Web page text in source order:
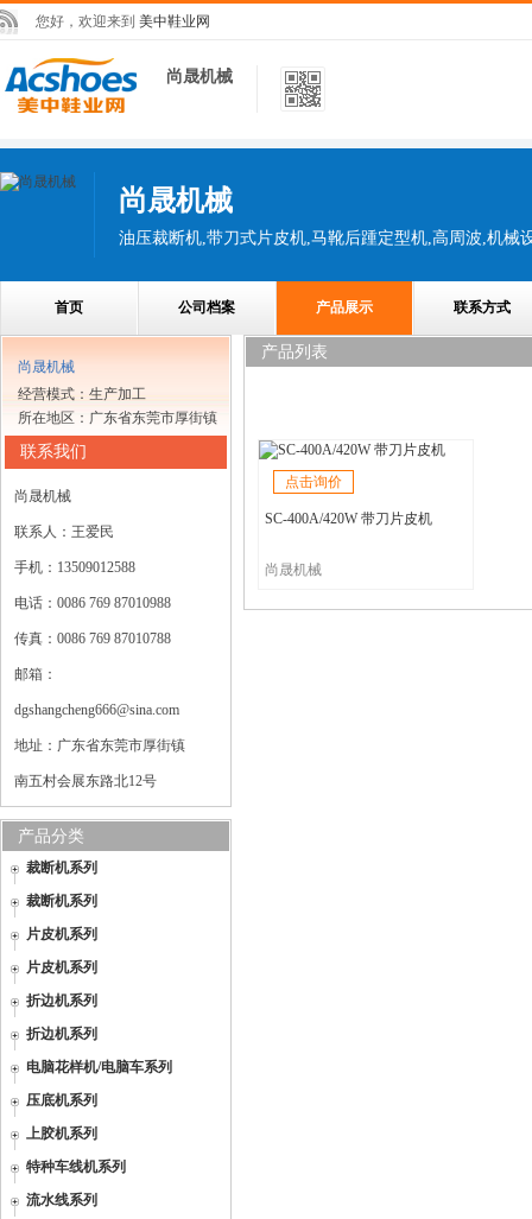
您好，欢迎来到 美中鞋业网
尚晟机械
尚晟机械
首页 公司档案 产品展示 联系方式
尚晟机械
经营模式：生产加工
所在地区：广东省东莞市厚街镇
联系我们
尚晟机械
联系人：王爱民
手机：13509012588
电话：0086 769 87010988
传真：0086 769 87010788
邮箱：
dgshangcheng666@sina.com
地址：广东省东莞市厚街镇
南五村会展东路北12号
产品分类
裁断机系列
裁断机系列
片皮机系列
片皮机系列
折边机系列
折边机系列
电脑花样机/电脑车系列
压底机系列
上胶机系列
特种车线机系列
流水线系列
产品列表
点击询价
SC-400A/420W 带刀片皮机
尚晟机械